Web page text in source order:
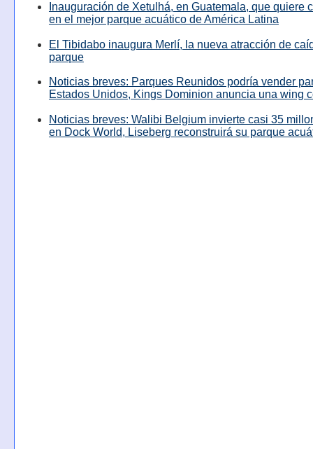
Inauguración de Xetulhá, en Guatemala, que quiere
en el mejor parque acuático de América Latina
El Tibidabo inaugura Merlí, la nueva atracción de
parque
Noticias breves: Parques Reunidos podría vender
Estados Unidos, Kings Dominion anuncia una wing
Noticias breves: Walibi Belgium invierte casi 35
en Dock World, Liseberg reconstruirá su parque